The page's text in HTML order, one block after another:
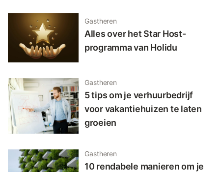
Gastheren
Alles over het Star Host-
programma van Holidu
Gastheren
5 tips om je verhuurbedrijf
voor vakantiehuizen te laten
groeien
Gastheren
10 rendabele manieren om je